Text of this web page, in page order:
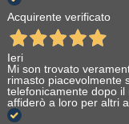
Acquirente verificato
Ieri
Mi son trovato
rimasto piacevolmente
telefonicamente dopo
affiderò a loro per altri